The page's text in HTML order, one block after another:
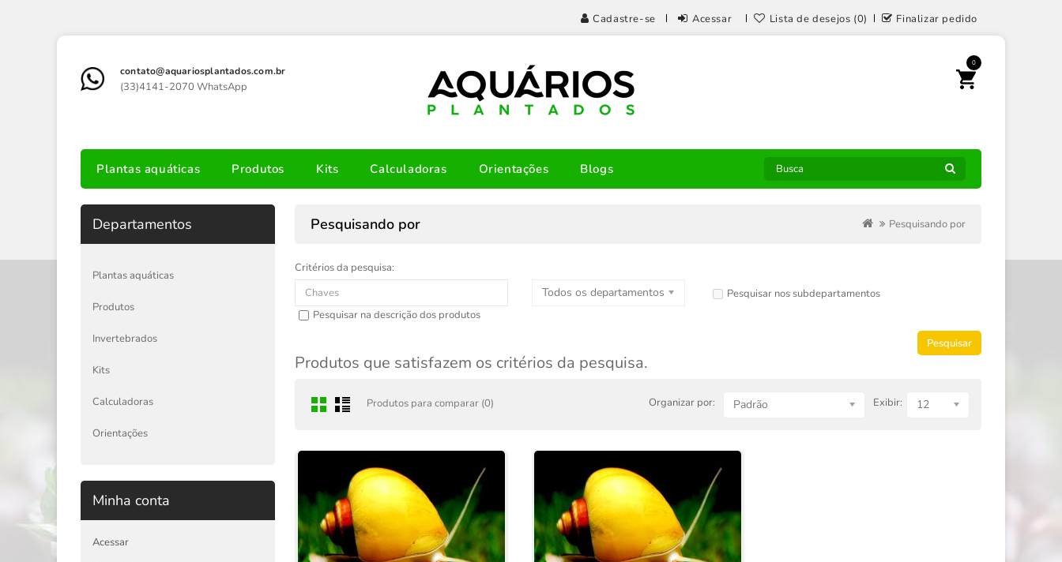
Cadastre-se Acessar Lista de desejos (0) Finalizar pedido
contato@aquariosplantados.com.br
(33)4141-2070 WhatsApp
0
Plantas aquáticas Produtos Kits Calculadoras Orientações Blogs
Departamentos
Plantas aquáticas
Produtos
Invertebrados
Kits
Calculadoras
Orientações
Minha conta
Acessar
Pesquisando por Pesquisando por
Critérios da pesquisa:
Todos os departamentos
Pesquisar nos subdepartamentos
Pesquisar na descrição dos produtos
Produtos que satisfazem os critérios da pesquisa.
Produtos para comparar (0) Organizar por: Padrão Exibir: 12